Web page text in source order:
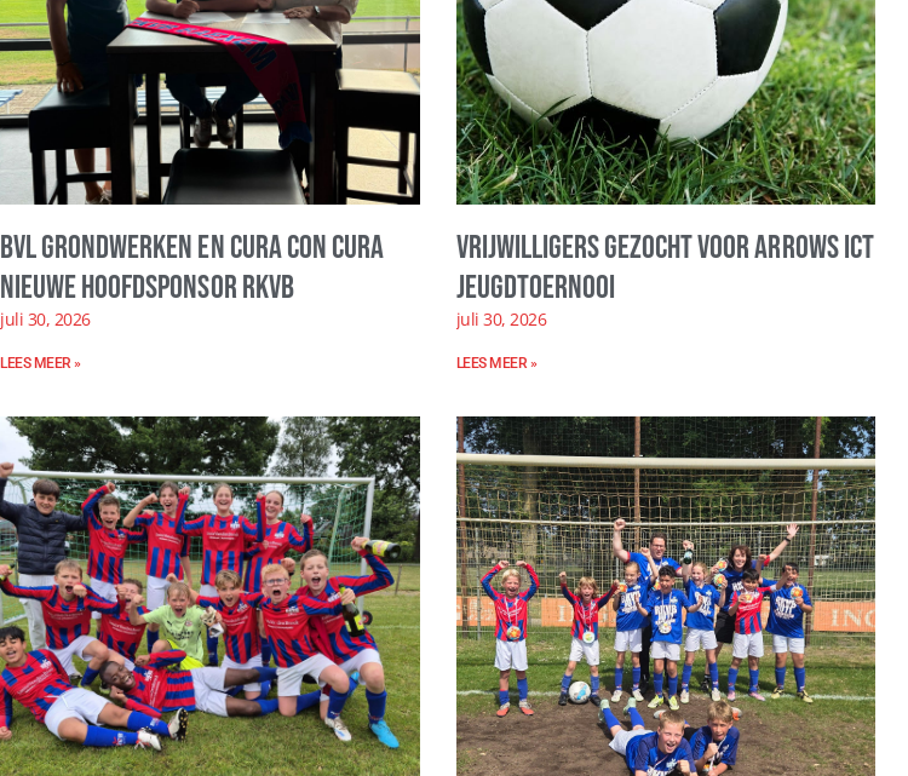
BVL Grondwerken en Cura con Cura
nieuwe hoofdsponsor RKVB
juli 30, 2026
LEES MEER »
Vrijwilligers gezocht voor Arrows ICT
Jeugdtoernooi
juli 30, 2026
LEES MEER »